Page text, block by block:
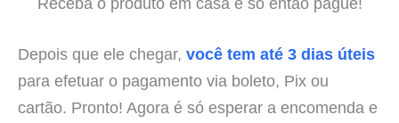
Depois que ele chegar, você tem até 3 dias úteis
para efetuar o pagamento via boleto, Pix ou
cartão. Pronto! Agora é só esperar a encomenda e